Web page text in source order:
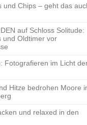
und Chips – geht das
auf Schloss Solitude:
und Oldtimer vor
Fotografieren im Licht
Hitze bedrohen Moore
und relaxed in den